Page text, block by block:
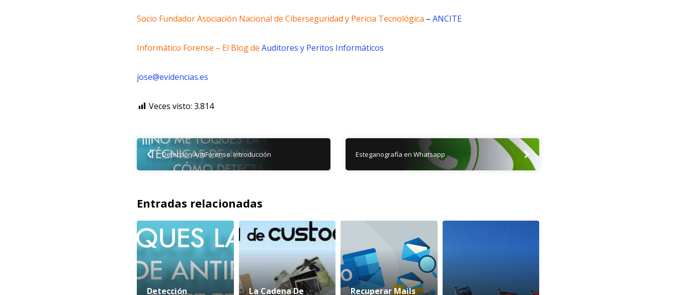
Socio Fundador Asociación Nacional de Ciberseguridad y Pericia Tecnológica – ANCITE
Informático Forense – El Blog de Auditores y Peritos Informáticos
jose@evidencias.es
Veces visto: 3.814
Detección AntiForense: Introducción Esteganografía en Whatsapp
Entradas relacionadas
Detección La Cadena De Recuperar Mails